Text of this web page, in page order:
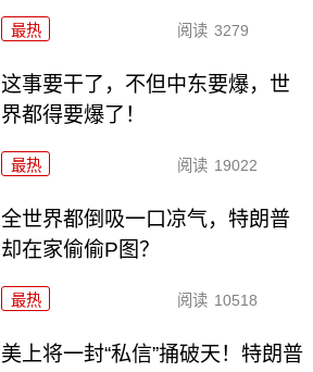
最热 阅读 3279
这事要干了，不但中东要爆，世
界都得要爆了！
最热 阅读 19022
全世界都倒吸一口凉气，特朗普
却在家偷偷P图？
最热 阅读 10518
美上将一封“私信”捅破天！特朗普